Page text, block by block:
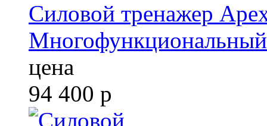
Силовой тренажер
Многофункциональный
цена
94 400 р